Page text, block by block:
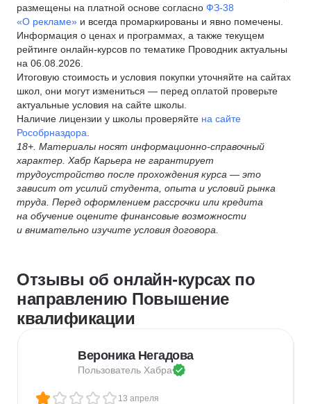
размещены на платной основе согласно ФЗ-38
«О рекламе» и всегда промаркированы и явно помечены.
Информация о ценах и программах, а также текущем
рейтинге онлайн-курсов по тематике Проводник актуальны
на 06.08.2026.
Итоговую стоимость и условия покупки уточняйте на сайтах
школ, они могут измениться — перед оплатой проверьте
актуальные условия на сайте школы.
Наличие лицензии у школы проверяйте на сайте
Рособрназдора
18+. Материалы носят информационно-справочный
характер. Хабр Карьера не гарантирует
трудоустройство после прохождения курса — это
зависит от усилий студента, опыта и условий рынка
труда. Перед оформлением рассрочки или кредита
на обучение оцените финансовые возможности
и внимательно изучите условия договора.
Отзывы об онлайн-курсах по
направлению Повышение
квалификации
Вероника Негадова
Пользователь Хабра
13 апреля